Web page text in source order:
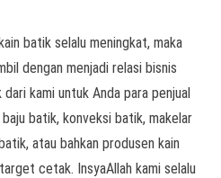
batik selalu meningkat, maka
dengan menjadi relasi bisnis
kami untuk Anda para penjual
batik, konveksi batik, makelar
atau bahkan produsen kain
cetak. InsyaAllah kami selalu